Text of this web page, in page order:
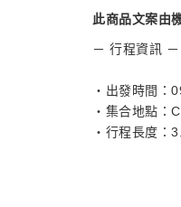
此商品文案由
－ 行程資訊 －
・出發時間：
・集合地點
・行程長度：